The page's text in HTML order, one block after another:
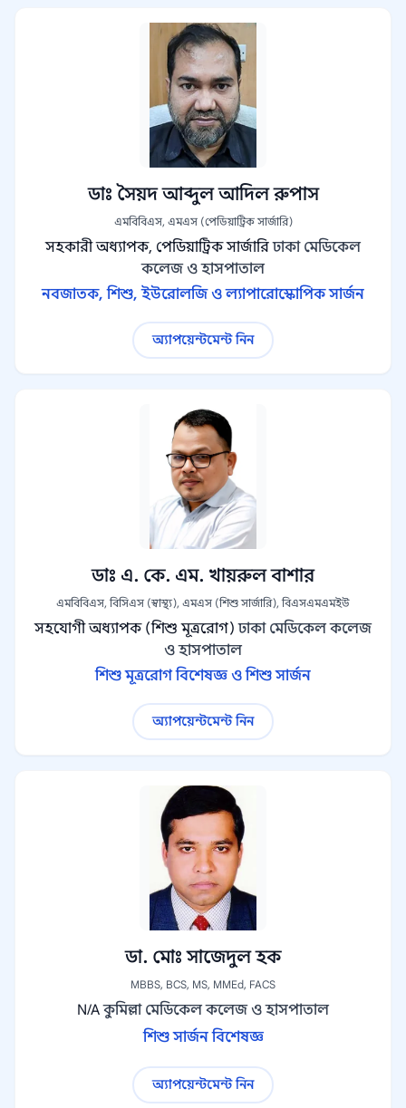
ডাঃ সৈয়দ আব্দুল আদিল রুপাস
এমবিবিএস, এমএস (পেডিয়াট্রিক সার্জারি)
সহকারী অধ্যাপক, পেডিয়াট্রিক সার্জারি ঢাকা মেডিকেল
কলেজ ও হাসপাতাল
নবজাতক, শিশু, ইউরোলজি ও ল্যাপারোস্কোপিক সার্জন
অ্যাপয়েন্টমেন্ট নিন
ডাঃ এ. কে. এম. খায়রুল বাশার
এমবিবিএস, বিসিএস (স্বাস্থ্য), এমএস (শিশু সার্জারি), বিএসএমএমইউ
সহযোগী অধ্যাপক (শিশু মূত্ররোগ) ঢাকা মেডিকেল কলেজ
ও হাসপাতাল
শিশু মূত্ররোগ বিশেষজ্ঞ ও শিশু সার্জন
অ্যাপয়েন্টমেন্ট নিন
ডা. মোঃ সাজেদুল হক
MBBS, BCS, MS, MMEd, FACS
N/A কুমিল্লা মেডিকেল কলেজ ও হাসপাতাল
শিশু সার্জন বিশেষজ্ঞ
অ্যাপয়েন্টমেন্ট নিন